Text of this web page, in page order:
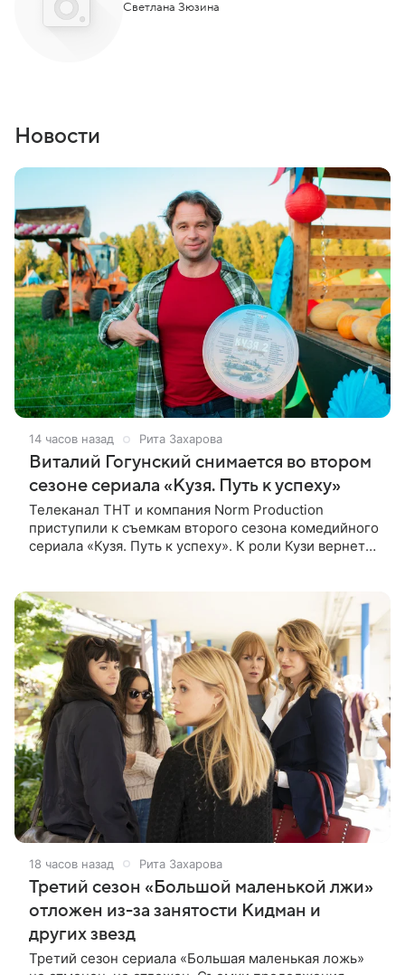
Светлана Зюзина
Новости
14 часов назад Рита Захарова
Виталий Гогунский снимается во втором
сезоне сериала «Кузя. Путь к успеху»
Телеканал ТНТ и компания Norm Production
приступили к съемкам второго сезона комедийного
сериала «Кузя. Путь к успеху». К роли Кузи вернется
18 часов назад Рита Захарова
Третий сезон «Большой маленькой лжи»
отложен из-за занятости Кидман и
других звезд
Третий сезон сериала «Большая маленькая ложь»